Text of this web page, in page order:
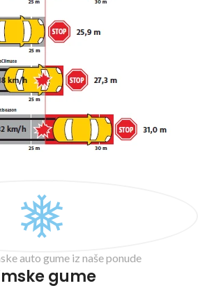
auto gume iz naše ponude
gume